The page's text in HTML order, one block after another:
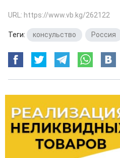
URL: https://www.vb.kg/262122
Теги: консульство Россия